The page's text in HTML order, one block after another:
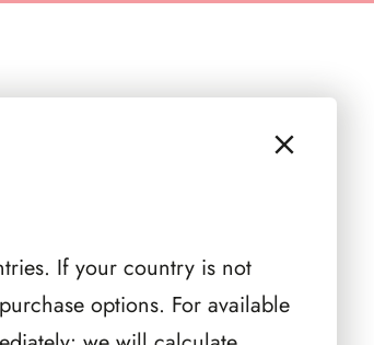
quantità
If your country is not
options. For available